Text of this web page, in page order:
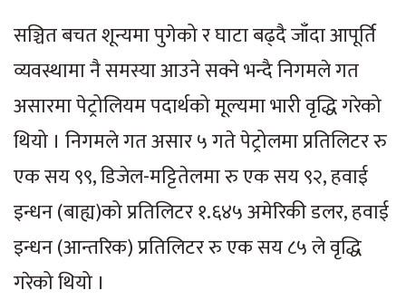
सञ्चित बचत शून्यमा पुगेको र घाटा बढ्दै जाँदा आपूर्ति
व्यवस्थामा नै समस्या आउने सक्ने भन्दै निगमले गत
असारमा पेट्रोलियम पदार्थको मूल्यमा भारी वृद्धि गरेको
थियो । निगमले गत असार ५ गते पेट्रोलमा प्रतिलिटर रु
एक सय ९९, डिजेल-मट्टितेलमा रु एक सय ९२, हवाई
इन्धन (बाह्य)को प्रतिलिटर १.६४५ अमेरिकी डलर, हवाई
इन्धन (आन्तरिक) प्रतिलिटर रु एक सय ८५ ले वृद्धि
गरेको थियो ।